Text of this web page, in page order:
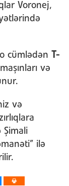
Voronej,
cümlədən
T-
və
və
Şimali
ilə